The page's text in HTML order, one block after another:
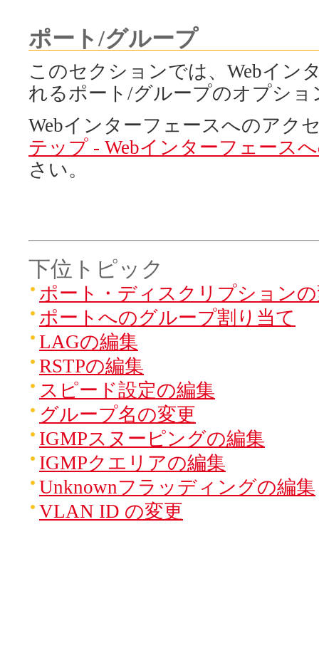
ポート/グループ
このセクションでは、Webイン
れるポート/グループのオプシ
Webインターフェースへのアク
テップ - Webインターフェース
さい。
下位トピック
ポート・ディスクリプション
ポートへのグループ割り当て
LAGの編集
RSTPの編集
スピード設定の編集
グループ名の変更
IGMPスヌーピングの編集
IGMPクエリアの編集
Unknownフラッディングの編集
VLAN ID の変更